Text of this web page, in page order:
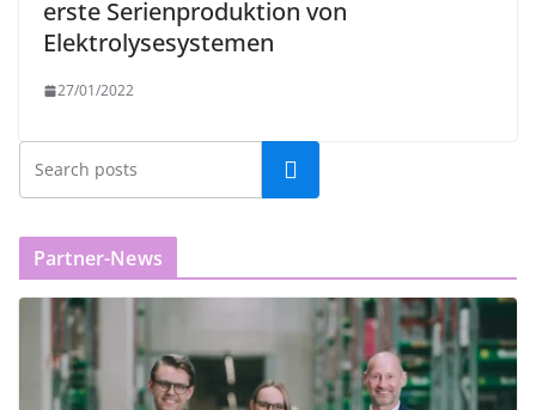
erste Serienproduktion von
Elektrolysesystemen
27/01/2022
Partner-News